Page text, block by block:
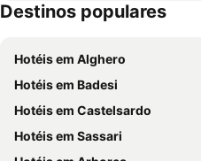
Su Lagu Omodeo
Punta Negra
Spiaggia Turas
Spiaggia Compoltitu
Santa Caterina di Pittinuri
Destinos populares
Hotéis em Alghero
Hotéis em Badesi
Hotéis em Castelsardo
Hotéis em Sassari